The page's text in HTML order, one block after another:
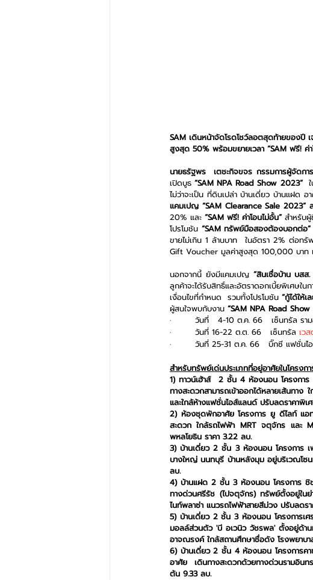
SAM เดินหน้าจัดโรดโชว์ลอตสุดท้ายของปี
สูงสุด 50% พร้อมขยายเวลา “SAM ฟรี! ค่า
นายธรัฐพร  เตชะกิจขจร กรรมการผู้จัดก
เปิดบูธ “SAM NPA Road Show 2023”
แคมเปญ “SAM Clearance Sale 2023”
20% และ “SAM ฟรี! ค่าโอนไม่อั้น” สำหรับผู้
โปรโมชัน “SAM ทรัพย์มือสองต้องบอกต่อ”
ขายไม่เกิน 1 ล้านบาท  ในอัตรา 2% ต่อทรั
Gift Voucher มูลค่าสูงสุด 100,000 บาท
นอกจากนี้ ยังมีแคมเปญ “สินเชื่อบ้าน บส
ลูกค้าจะได้รับสิทธิ์และอัตราดอกเบี้ยพิเศษ
เงื่อนไขที่กำหนด  รวมทั้งโปรโมชัน “กู้ได้ให้เ
ผู้สนใจพบกับงาน “SAM NPA Road
·        วันที่   4-10 ต.ค. 66   เซ็นทรัล ราม
·        วันที่ 16-22 ต.ต. 66   เซ็นทรัล เว
·        วันที่ 25-31 ต.ค. 66   บิ๊กซี แฟชั่นไ
สำหรับทรัพย์เด่นประเภทที่อยู่อาศัยในโครง
1) ทาวน์เฮ้าส์  2 ชั้น 4 ห้องนอน โครงการ
ทางสะดวกสามารถเข้าออกได้หลายเส้นทา
และใกล้ห้างแฟชั่นไอส์แลนด์ ปรับลดราคาพิ
2) ห้องชุดพักอาศัย โครงการ ยู ดีไลท์ แอ
สะดวก ใกล้รถไฟฟ้า MRT จตุจักร และ
พหลโยธิน ราคา 3.22 ลบ.
3) บ้านเดี่ยว 2 ชั้น 3 ห้องนอน โครงการ
บางใหญ่ นนทบุรี บ้านหลังมุม อยู่บริเวณโซ
ลบ.
4) บ้านแฝด 2 ชั้น 3 ห้องนอน โครงการ ชิ
ทางด่วนศรีรัช (ไปจตุจักร) ทรัพย์ตั้งอยู่ในย่
ไนท์พลาซ่า แนวรถไฟฟ้าสายสีม่วง ปรับลดร
5) บ้านเดี่ยว 2 ชั้น 3 ห้องนอน โครงการเ
มอลล์ส่วนตัว 'บี อเวนิว วัชรพล' ตั้งอยู่ด้าน
อาจณรงค์ ใกล้สถานศึกษาชื่อดัง โรงพยาบ
6) บ้านเดี่ยว 2 ชั้น 4 ห้องนอน โครงการค
อาศัย  เดินทางสะดวกด้วยทางด่วนรามอิน
ต้น 9.33 ลบ.